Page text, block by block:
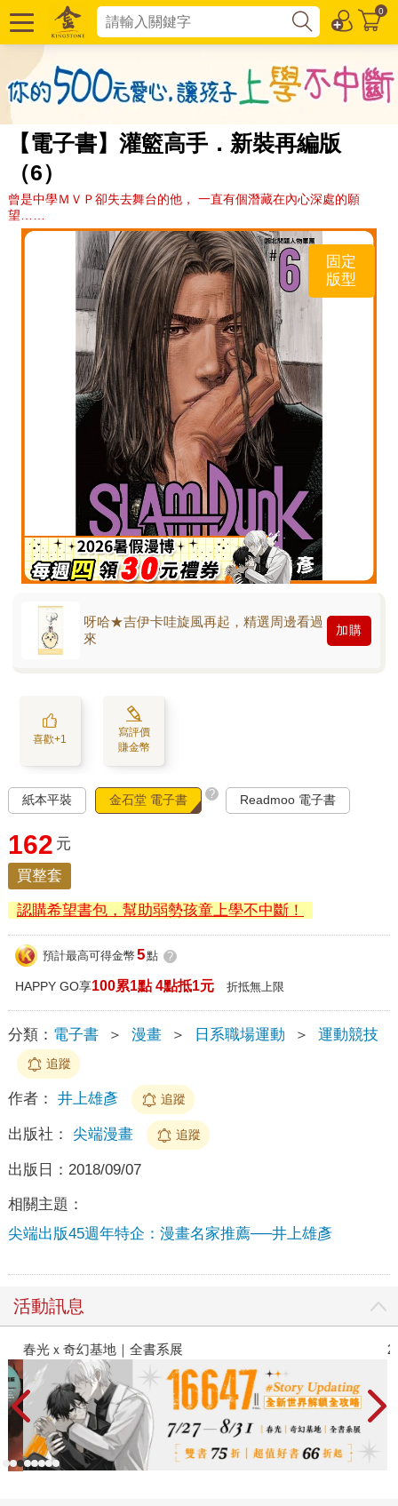
0
【電子書】灌籃高手．新裝再編版
（6）
曾是中學ＭＶＰ卻失去舞台的他， 一直有個潛藏在內心深處的願
望……
固定
版型
呀哈★吉伊卡哇旋風再起，精選周邊看過
來
加購
喜歡+1
寫評價
賺金幣
紙本平裝 金石堂 電子書 ? Readmoo 電子書
162 元
買整套
認購希望書包，幫助弱勢孩童上學不中斷！
預計最高可得金幣 5點 ?
HAPPY GO享100累1點 4點抵1元 折抵無上限
分類： 電子書 ＞ 漫畫 ＞ 日系職場運動 ＞ 運動競技
追蹤
作者： 井上雄彥 追蹤
出版社： 尖端漫畫 追蹤
出版日： 2018/09/07
相關主題：
尖端出版45週年特企：漫畫名家推薦──井上雄彥
活動訊息
春光ｘ奇幻基地｜全書系展